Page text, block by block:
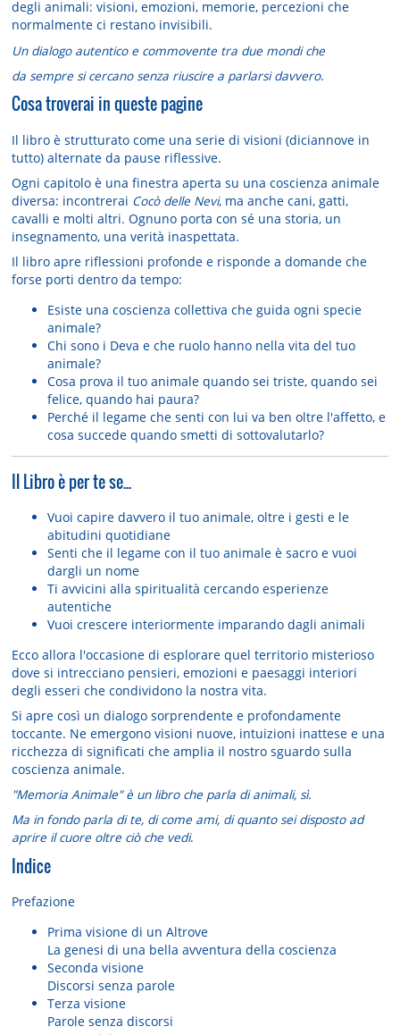
degli animali:visioni,emozioni, memorie, percezioni che
normalmente ci restano invisibili.
Un dialogo autentico e commovente tra due mondiche
da sempre si cercano senza riuscire a parlarsi davvero.
Cosa troverai in queste pagine
Il libro è strutturato come unaserie di visioni (diciannove in
tutto) alternate da pause riflessive.
Ogni capitolo è una finestra aperta su una coscienza animale
diversa: incontrerai Cocò delle Nevi, ma anche cani, gatti,
cavalli e molti altri. Ognuno porta con sé una storia, un
insegnamento, una verità inaspettata.
Il libro apre riflessioni profonde e risponde a domande che
forse porti dentro da tempo:
Esiste una coscienza collettiva che guida ogni specie
animale?
Chi sono i Deva e che ruolo hanno nella vita del tuo
animale?
Cosa prova il tuo animale quando sei triste, quando sei
felice, quando hai paura?
Perché il legame che senti con lui va ben oltre l'affetto, e
cosa succede quando smetti di sottovalutarlo?
Il Libro è per te se...
Vuoi capire davvero il tuo animale, oltre i gesti e le
abitudini quotidiane
Senti che il legame con il tuo animale è sacro e vuoi
dargli un nome
Ti avvicini alla spiritualità cercando esperienze
autentiche
Vuoi crescere interiormente imparando dagli animali
Ecco allora l'occasione di esplorare quel territorio misterioso
dove si intrecciano pensieri, emozioni e paesaggi interiori
degli esseri che condividono la nostra vita.
Si apre così un dialogo sorprendente e profondamente
toccante. Ne emergono visioni nuove, intuizioni inattese e una
ricchezza di significati cheamplia il nostro sguardo sulla
coscienza animale.
"Memoria Animale" è un libro che parla di animali, sì.
Ma in fondo parla di te, di come ami, di quanto sei disposto ad
aprire il cuore oltre ciò che vedi.
Indice
Prefazione
Prima visione di un Altrove
La genesi di una bella avventura della coscienza
Seconda visione
Discorsi senza parole
Terza visione
Parole senza discorsi